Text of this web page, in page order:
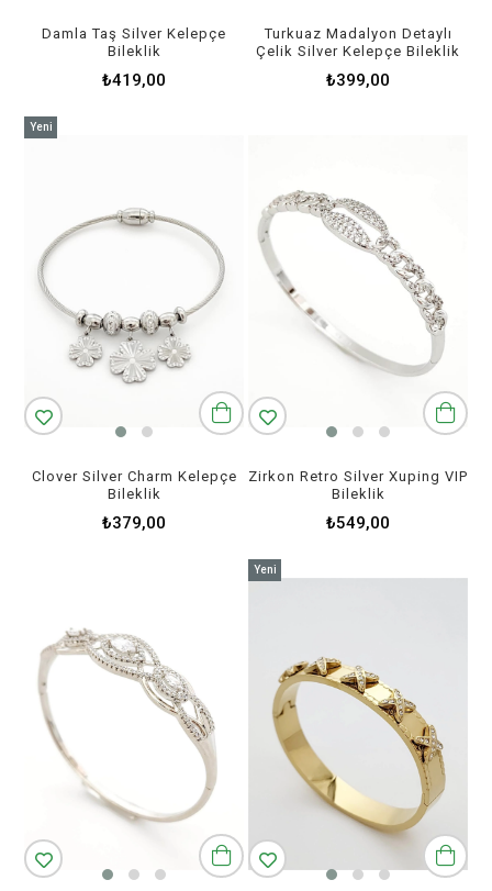
Damla Taş Silver Kelepçe
Bileklik
₺419,00
Turkuaz Madalyon Detaylı
Çelik Silver Kelepçe Bileklik
₺399,00
Clover Silver Charm Kelepçe
Bileklik
₺379,00
Yeni
Zirkon Retro Silver Xuping VIP
Bileklik
₺549,00
Yeni